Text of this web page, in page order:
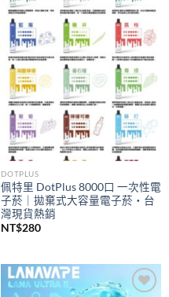
Add to
DOTPLUS
佩特里 DotPlus 8000口 一次性電
子菸｜拋棄式大容量電子菸・台
灣現貨熱銷
NT$280